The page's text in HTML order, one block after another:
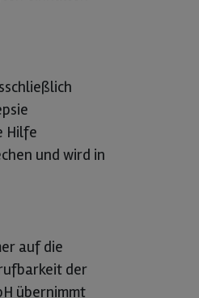
Hilfe
und wird in
auf die
der
übernimmt